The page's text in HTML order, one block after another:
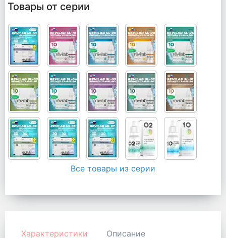
Товары от серии
Все товары из серии
Характеристики Описание